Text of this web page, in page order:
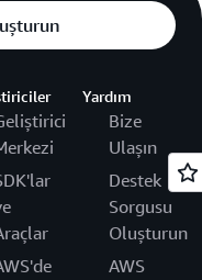
Yardım
Bize
Ulaşın
Destek
Sorgusu
Oluşturun
AWS